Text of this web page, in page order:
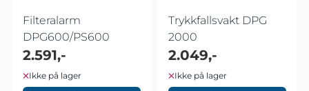
Filteralarm
DPG600/PS600
2.591,-
Ikke på lager
Trykkfallsvakt DPG
2000
2.049,-
Ikke på lager